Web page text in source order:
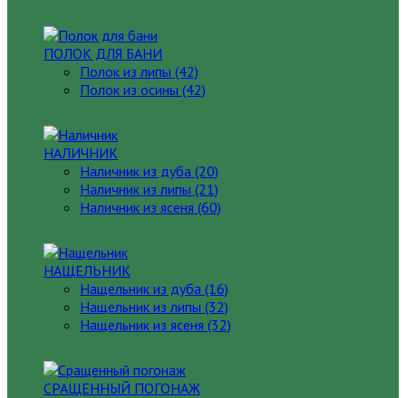
ПОЛОК ДЛЯ БАНИ
Полок из липы (42)
Полок из осины (42)
НАЛИЧНИК
Наличник из дуба (20)
Наличник из липы (21)
Наличник из ясеня (60)
НАЩЕЛЬНИК
Нащельник из дуба (16)
Нащельник из липы (32)
Нащельник из ясеня (32)
СРАЩЕННЫЙ ПОГОНАЖ